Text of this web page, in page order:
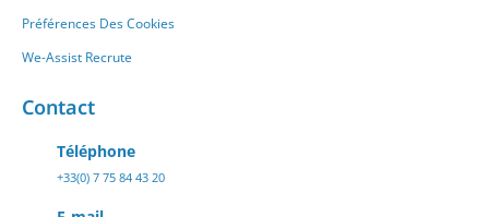
Préférences Des Cookies
We-Assist Recrute
Contact
Téléphone
+33(0) 7 75 84 43 20